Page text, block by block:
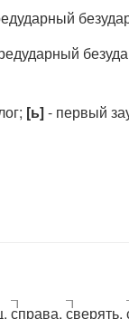
[ь]- первый
справа, сверять,